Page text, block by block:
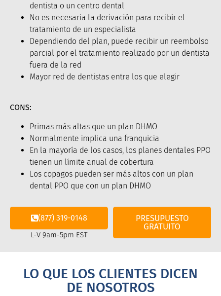
dentista o un centro dental
No es necesaria la derivación para recibir el
tratamiento de un especialista
Dependiendo del plan, puede recibir un reembolso
parcial por el tratamiento realizado por un dentista
fuera de la red
Mayor red de dentistas entre los que elegir
CONS:
Primas más altas que un plan DHMO
Normalmente implica una franquicia
En la mayoría de los casos, los planes dentales PPO
tienen un límite anual de cobertura
Los copagos pueden ser más altos con un plan
dental PPO que con un plan DHMO
(877) 319-0148
L-V 9am-5pm EST
PRESUPUESTO
GRATUITO
LO QUE LOS CLIENTES DICEN
DE NOSOTROS